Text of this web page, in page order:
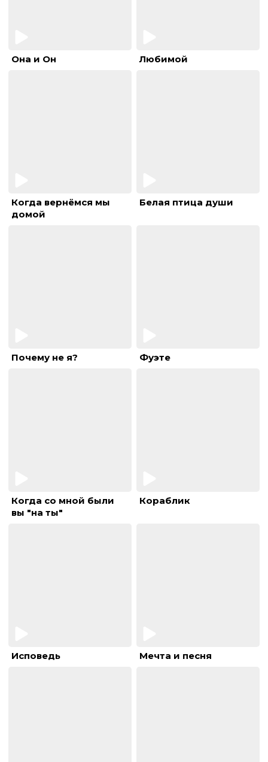
Она и Он Любимой
Когда вернёмся мы
домой
Белая птица души
Почему не я? Фуэте
Когда со мной были
вы "на ты"
Кораблик
Исповедь Мечта и песня